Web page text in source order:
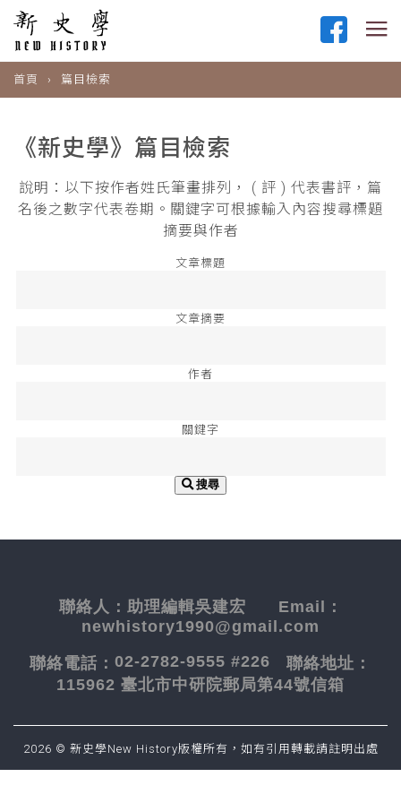
首頁 篇目檢索
《新史學》篇目檢索
說明：以下按作者姓氏筆畫排列， ( 評 ) 代表書評，篇
名後之數字代表卷期。關鍵字可根據輸入內容搜尋標題
摘要與作者
文章標題
文章摘要
作者
關鍵字
搜尋
聯絡人： 助理編輯吳建宏 Email：
newhistory1990@gmail.com
聯絡電話： 02-2782-9555 #226 聯絡地址：
115962 臺北市中研院郵局第44號信箱
2026 © 新史學New History版權所有，如有引用轉載請註明出處